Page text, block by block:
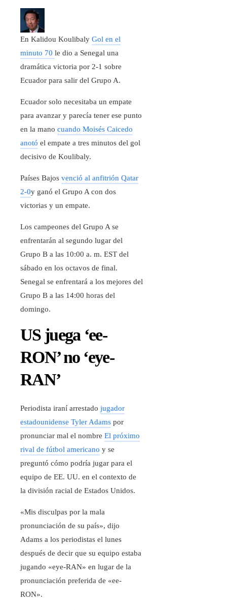
En Kalidou Koulibaly Gol en el
minuto 70 le dio a Senegal una
dramática victoria por 2-1 sobre
Ecuador para salir del Grupo A.
Ecuador solo necesitaba un empate
para avanzar y parecía tener ese punto
en la mano cuando Moisés Caicedo
anotó el empate a tres minutos del gol
decisivo de Koulibaly.
Países Bajos venció al anfitrión Qatar
2-0y ganó el Grupo A con dos
victorias y un empate.
Los campeones del Grupo A se
enfrentarán al segundo lugar del
Grupo B a las 10:00 a. m. EST del
sábado en los octavos de final.
Senegal se enfrentará a los mejores del
Grupo B a las 14:00 horas del
domingo.
US juega ‘ee-
RON’ no ‘eye-
RAN’
Periodista iraní arrestado jugador
estadounidense Tyler Adams por
pronunciar mal el nombre El próximo
rival de fútbol americano y se
preguntó cómo podría jugar para el
equipo de EE. UU. en el contexto de
la división racial de Estados Unidos.
«Mis disculpas por la mala
pronunciación de su país», dijo
Adams a los periodistas el lunes
después de decir que su equipo estaba
jugando «eye-RAN» en lugar de la
pronunciación preferida de «ee-
RON».